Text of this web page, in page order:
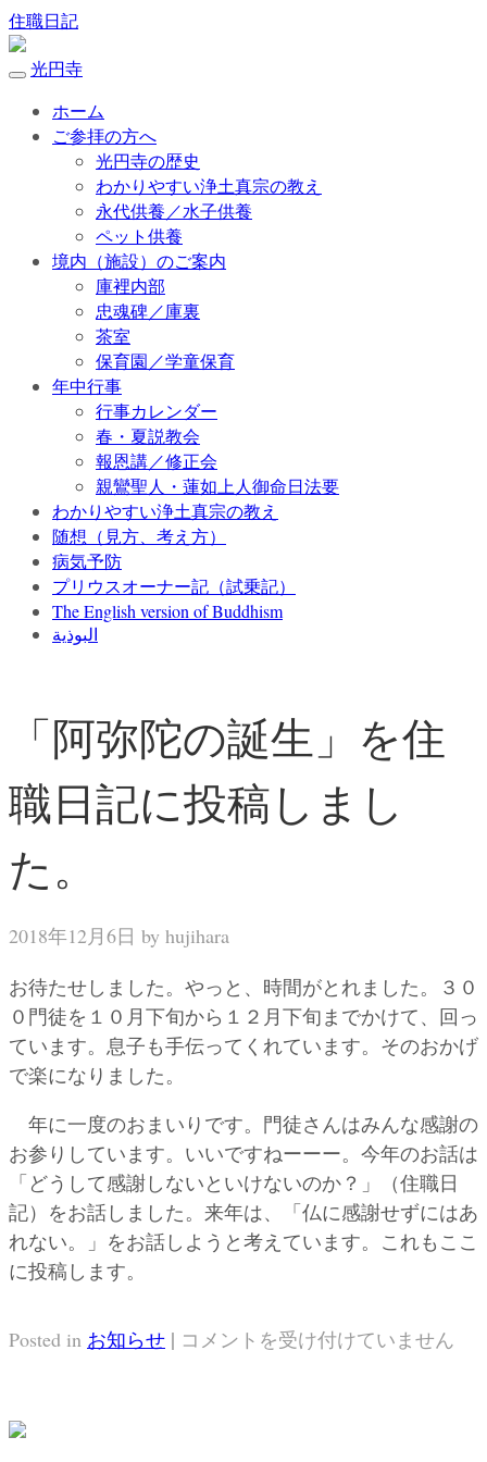
住職日記
光円寺
ホーム
ご参拝の方へ
光円寺の歴史
わかりやすい浄土真宗の教え
永代供養／水子供養
ペット供養
境内（施設）のご案内
庫裡内部
忠魂碑／庫裏
茶室
保育園／学童保育
年中行事
行事カレンダー
春・夏説教会
報恩講／修正会
親鸞聖人・蓮如上人御命日法要
わかりやすい浄土真宗の教え
随想（見方、考え方）
病気予防
プリウスオーナー記（試乗記）
The English version of Buddhism
البوذية
「阿弥陀の誕生」を住
職日記に投稿しまし
た。
2018年12月6日 by hujihara
お待たせしました。やっと、時間がとれました。３０
０門徒を１０月下旬から１２月下旬までかけて、回っ
ています。息子も手伝ってくれています。そのおかげ
で楽になりました。
年に一度のおまいりです。門徒さんはみんな感謝の
お参りしています。いいですねーーー。今年のお話は
「どうして感謝しないといけないのか？」（住職日
記）をお話しました。来年は、「仏に感謝せずにはあ
れない。」をお話しようと考えています。これもここ
に投稿します。
Posted in お知らせ | 「阿
コメントを受け付けていません